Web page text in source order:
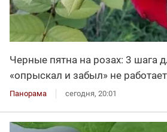
Черные пятна на розах: 3 шага
«опрыскал и забыл» не работает
Панорама сегодня, 20:01